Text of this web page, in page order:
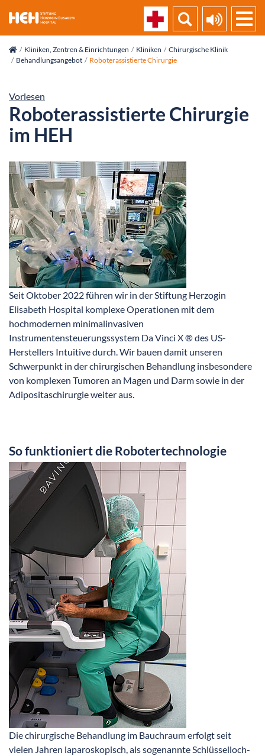
Kliniken, Zentren & Einrichtungen Kliniken
Chirurgische Klinik
Behandlungsangebot
Roboterassistierte Chirurgie
Vorlesen
Roboterassistierte Chirurgie
im HEH
Seit Oktober 2022 führen wir in der Stiftung Herzogin
Elisabeth Hospital komplexe Operationen mit dem
hochmodernen minimalinvasiven
Instrumentensteuerungssystem Da Vinci X ® des US-
Herstellers Intuitive durch. Wir bauen damit unseren
Schwerpunkt in der chirurgischen Behandlung insbesondere
von komplexen Tumoren an Magen und Darm sowie in der
Adipositaschirurgie weiter aus.
So funktioniert die Robotertechnologie
Die chirurgische Behandlung im Bauchraum erfolgt seit
vielen Jahren laparoskopisch, als sogenannte Schlüsselloch-